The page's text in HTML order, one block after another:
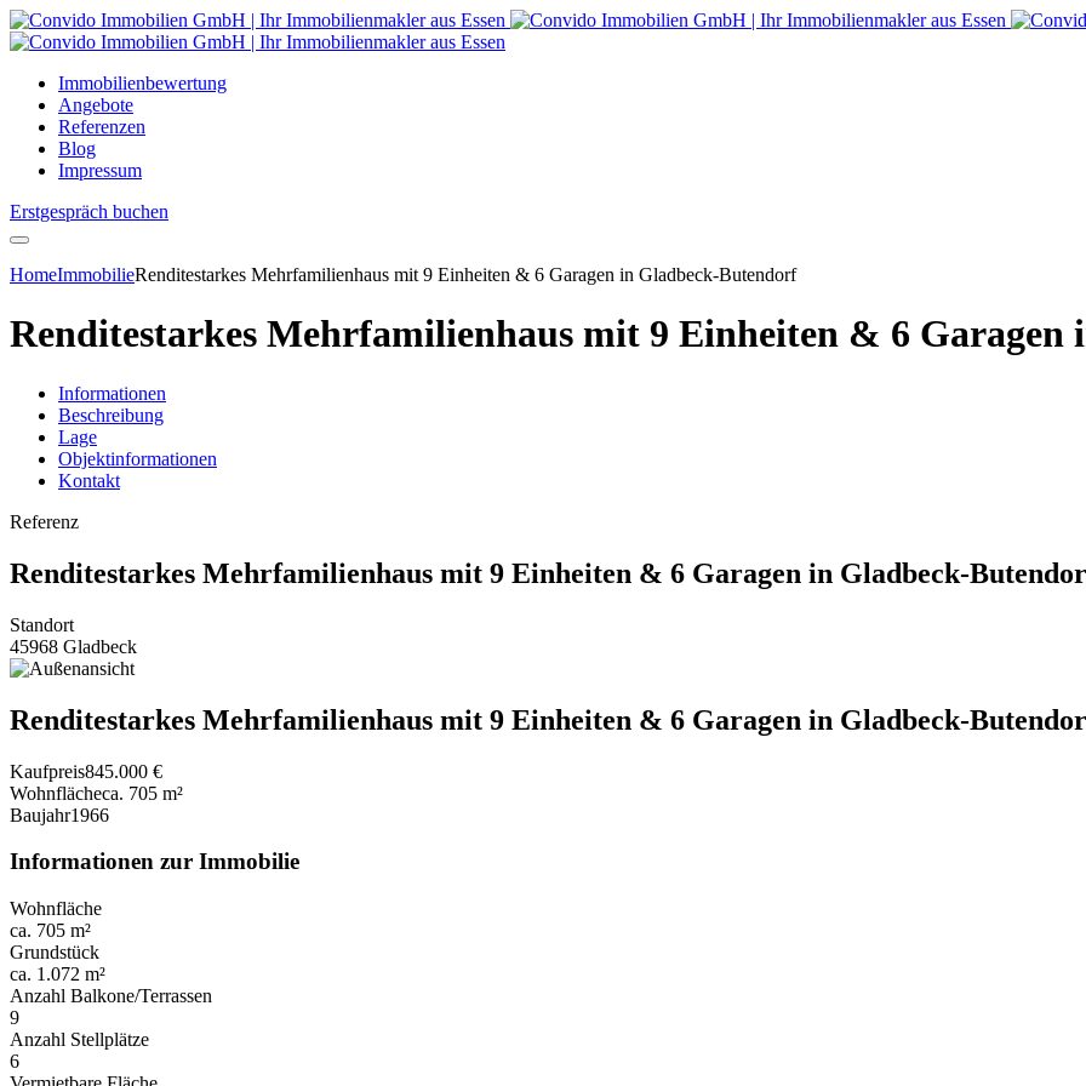
Immobilienbewertung
Angebote
Referenzen
Blog
Impressum
Erstgespräch buchen
HomeImmobilieRenditestarkes Mehrfamilienhaus mit 9 Einheiten & 6 Garagen in Gladbeck-Butendorf
Renditestarkes Mehrfamilienhaus mit 9 Einheiten & 6
Informationen
Beschreibung
Lage
Objektinformationen
Kontakt
Referenz
Renditestarkes Mehrfamilienhaus mit 9 Einheiten & 6 Garagen in Gladbeck-
Standort
45968 Gladbeck
Renditestarkes Mehrfamilienhaus mit 9 Einheiten & 6 Garagen in Gladbeck-
Kaufpreis845.000 €
Wohnflächeca. 705 m²
Baujahr1966
Informationen zur Immobilie
Wohnfläche
ca. 705 m²
Grundstück
ca. 1.072 m²
Anzahl Balkone/Terrassen
9
Anzahl Stellplätze
6